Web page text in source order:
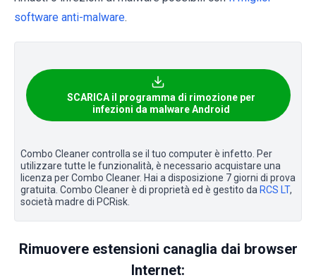
software anti-malware.
SCARICA il programma di rimozione per
infezioni da malware Android
Combo Cleaner controlla se il tuo computer è infetto. Per
utilizzare tutte le funzionalità, è necessario acquistare una
licenza per Combo Cleaner. Hai a disposizione 7 giorni di prova
gratuita. Combo Cleaner è di proprietà ed è gestito da RCS LT,
società madre di PCRisk.
Rimuovere estensioni canaglia dai browser
Internet: